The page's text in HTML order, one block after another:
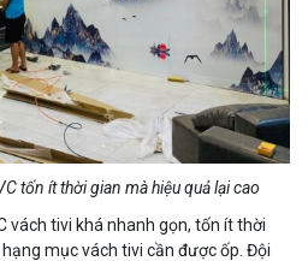
tốn ít thời gian mà hiệu quả lại cao
vách tivi khá nhanh gọn, tốn ít thời
mục vách tivi cần được ốp. Đội